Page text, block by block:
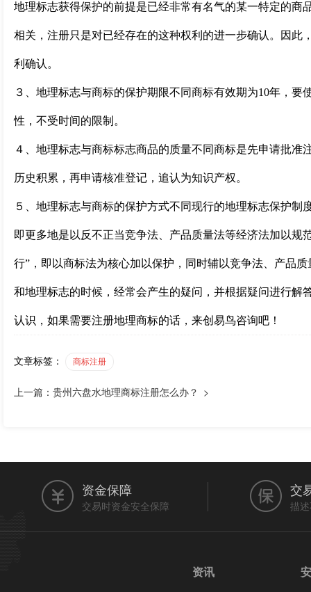
地理标志获得保护的前提是已经非常有名气的某一特定的
相关，注册只是对已经存在的这种权利的进一步确认。因
利确认。
３、地理标志与商标的保护期限不同商标有效期为10年，
性，不受时间的限制。
４、地理标志与商标标志商品的质量不同商标是先申请批
历史积累，再申请核准登记，追认为知识产权。
５、地理标志与商标的保护方式不同现行的地理标志保护
即更多地是以反不正当竞争法、产品质量法等经济法加以
行”，即以商标法为核心加以保护，同时辅以竞争法、产品
和地理标志的时候，经常会产生的疑问，并根据疑问进行
认识，如果需要注册地理商标的话，来创易鸟咨询吧！
文章标签： 商标注册
上一篇：贵州六盘水地理商标注册怎么办？ >
资金保障
交易时资金安全保障
交
描
资讯